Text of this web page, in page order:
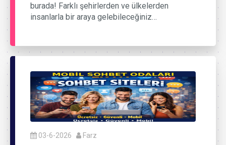
burada! Farklı şehirlerden ve ülkelerden
insanlarla bir araya gelebileceğiniz…
03-6-2026 Farz